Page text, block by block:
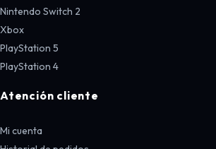
Nintendo Switch 2
Xbox
PlayStation 5
PlayStation 4
Atención cliente
Mi cuenta